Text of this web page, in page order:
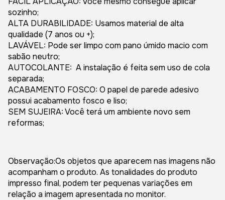
sozinho;
ALTA DURABILIDADE: Usamos material de alta
qualidade (7 anos ou +);
LAVÁVEL: Pode ser limpo com pano úmido macio com
sabão neutro;
AUTOCOLANTE: A instalação é feita sem uso de cola
separada;
ACABAMENTO FOSCO: O papel de parede adesivo
possui acabamento fosco e liso;
SEM SUJEIRA: Você terá um ambiente novo sem
reformas;
Observação:Os objetos que aparecem nas imagens não
acompanham o produto. As tonalidades do produto
impresso final, podem ter pequenas variações em
relação a imagem apresentada no monitor.